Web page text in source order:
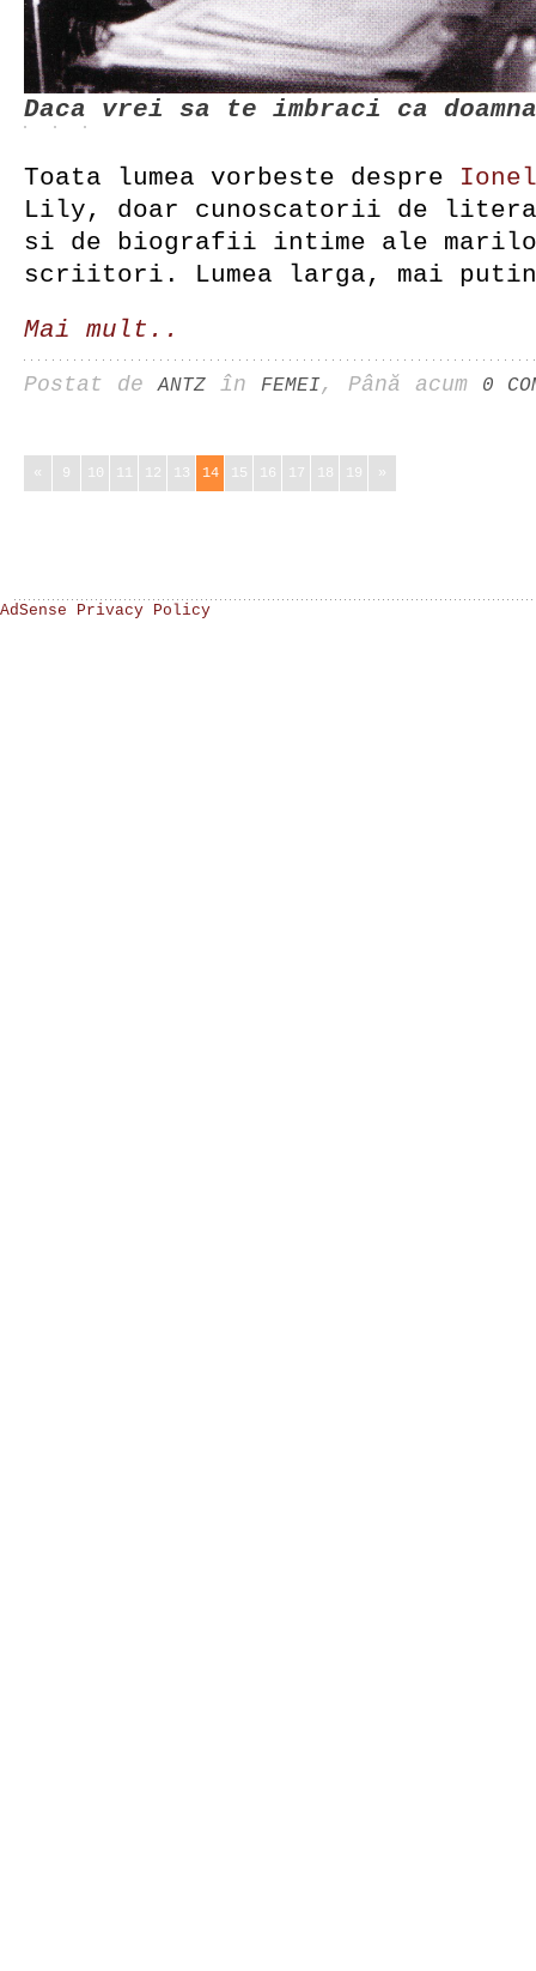
Daca vrei sa te imbraci ca
Toata lumea vorbeste despre Ionel
Lily, doar cunoscatorii de
si de biografii intime ale
scriitori. Lumea larga, mai
Mai mult..
Postat deANTZ în FEMEI, Până acum 0
« 9 10 11 12 13 14 15 16 17 18 19 »
AdSense Privacy Policy